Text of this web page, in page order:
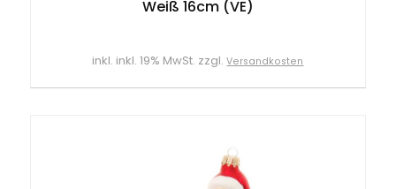
Weiß 16cm (VE)
inkl. inkl. 19% MwSt. zzgl.Versandkosten